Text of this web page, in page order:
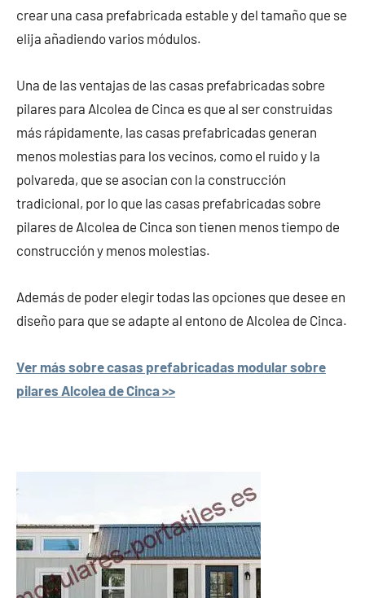
crear una casa prefabricada estable y del tamaño que se
elija añadiendo varios módulos.
Una de las ventajas de las casas prefabricadas sobre
pilares para Alcolea de Cinca es que al ser construidas
más rápidamente, las casas prefabricadas generan
menos molestias para los vecinos, como el ruido y la
polvareda, que se asocian con la construcción
tradicional, por lo que las casas prefabricadas sobre
pilares de Alcolea de Cinca son tienen menos tiempo de
construcción y menos molestias.
Además de poder elegir todas las opciones que desee en
diseño para que se adapte al entono de Alcolea de Cinca.
Ver más sobre casas prefabricadas modular sobre
pilares Alcolea de Cinca >>